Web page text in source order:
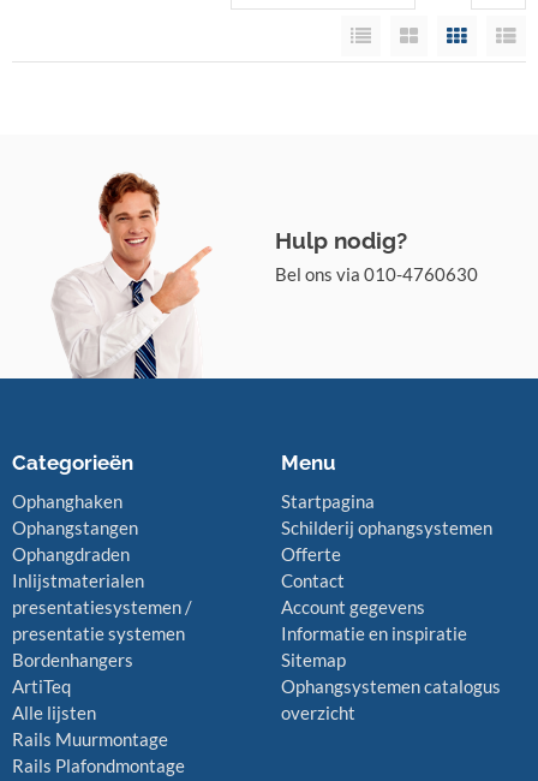
Hulp nodig?
Bel ons via 010-4760630
Categorieën
Ophanghaken
Ophangstangen
Ophangdraden
Inlijstmaterialen
presentatiesystemen /
presentatie systemen
Bordenhangers
ArtiTeq
Alle lijsten
Rails Muurmontage
Rails Plafondmontage
Menu
Startpagina
Schilderij ophangsystemen
Offerte
Contact
Account gegevens
Informatie en inspiratie
Sitemap
Ophangsystemen catalogus
overzicht